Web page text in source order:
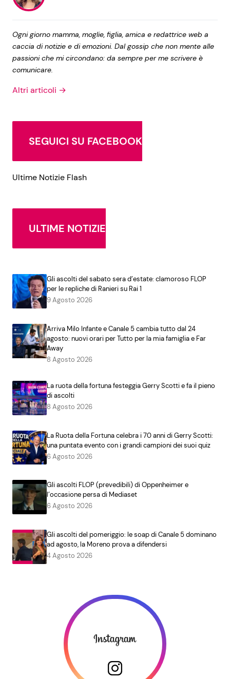
Ogni giorno mamma, moglie, figlia, amica e redattrice web a
caccia di notizie e di emozioni. Dal gossip che non mente alle
passioni che mi circondano: da sempre per me scrivere è
comunicare.
Altri articoli →
SEGUICI SU FACEBOOK
Ultime Notizie Flash
ULTIME NOTIZIE
Gli ascolti del sabato sera d’estate: clamoroso FLOP
per le repliche di Ranieri su Rai 1
9 Agosto 2026
Arriva Milo Infante e Canale 5 cambia tutto dal 24
agosto: nuovi orari per Tutto per la mia famiglia e Far
Away
8 Agosto 2026
La ruota della fortuna festeggia Gerry Scotti e fa il pieno
di ascolti
8 Agosto 2026
La Ruota della Fortuna celebra i 70 anni di Gerry Scotti:
una puntata evento con i grandi campioni dei suoi quiz
6 Agosto 2026
Gli ascolti FLOP (prevedibili) di Oppenheimer e
l’occasione persa di Mediaset
6 Agosto 2026
Gli ascolti del pomeriggio: le soap di Canale 5 dominano
ad agosto, la Moreno prova a difendersi
4 Agosto 2026